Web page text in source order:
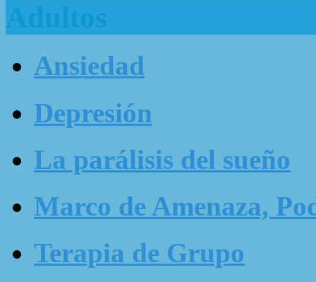
Adultos
Ansiedad
Depresión
La parálisis del sueño
Marco de Amenaza,
Terapia de Grupo